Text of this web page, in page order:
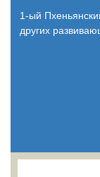
1-ый
других